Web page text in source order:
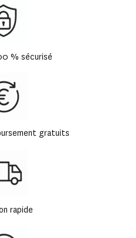
% sécurisé
gratuits
rapide